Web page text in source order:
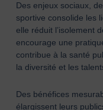
Des enjeux sociaux,
sportive consolide les
elle réduit l’isolement
encourage une
contribue à la santé
la diversité et les
Des bénéfices
élargissent leurs